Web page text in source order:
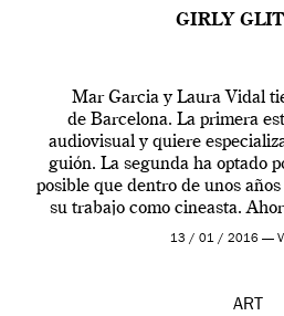
GIRLY
Mar Garcia y Laura Vidal
de Barcelona. La primera
audiovisual y quiere
guión. La segunda ha optado
posible que dentro de unos
su trabajo como cineasta.
contarnos
13 / 01 / 2016 —
ART